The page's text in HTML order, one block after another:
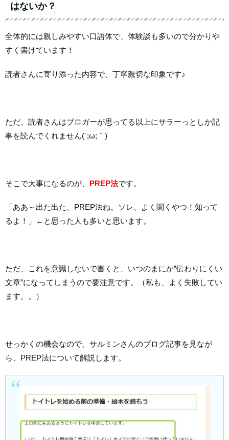
はないか？
全体的には親しみやすい口語体で、体験談も多いので分かりや
すく書けています！
読者さんに寄り添った内容で、丁寧親切な印象です♪
ただ、読者さんはブロガーが思ってる以上にサラーっとしか記
事を読んでくれません(´;ω;｀)
そこで大事になるのが、 PREP法です。
「ああ～出た出た、PREP法ね。ソレ、よく聞くやつ！知って
るよ！」←と思った人も多いと思います。
ただ、これを意識しないで書くと、いつのまにか”伝わりにくい
文章”になってしまうので要注意です。（私も、よく失敗してい
ます。。）
せっかくの機会なので、サルミンさんのブログ記事を見なが
ら、PREP法について解説します。